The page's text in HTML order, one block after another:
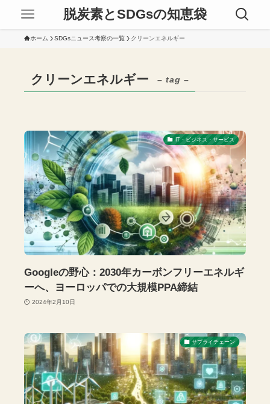
脱炭素とSDGsの知恵袋
ホーム SDGsニュース考察の一覧 クリーンエネルギー
クリーンエネルギー – tag –
IT・ビジネス・サービス
Googleの野心：2030年カーボンフリーエネルギ
ーへ、ヨーロッパでの大規模PPA締結
2024年2月10日
サプライチェーン